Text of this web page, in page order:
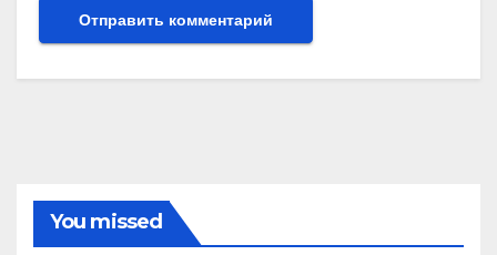
You missed